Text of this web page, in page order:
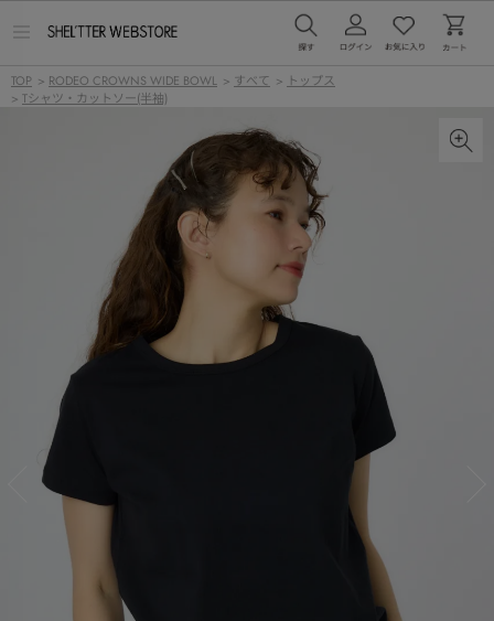
ー
を
TOP > RODEO CROWNS WIDE BOWL > すべて > トップス
> Tシャツ・カットソー(半袖)